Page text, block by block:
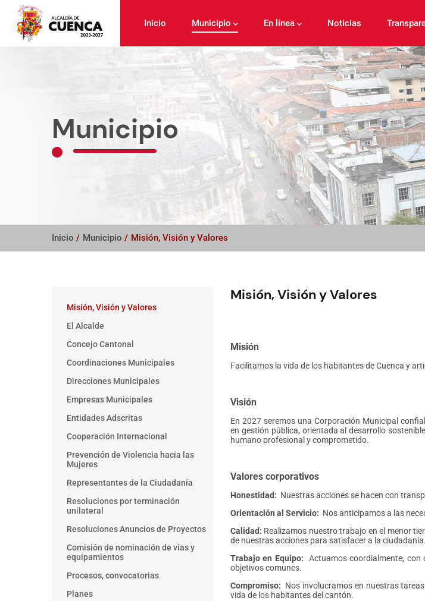
contenido
principal
Inicio Municipio En línea Noticias
Municipio
Inicio / Municipio / Misión, Visión y Valores
Misión, Visión y Valores
Misión
Facilitamos la vida de los habitantes de Cuenca y
Visión
En 2027 seremos una Corporación Municipal
en gestión pública, orientada al desarrollo
humano profesional y comprometido.
Valores corporativos
Honestidad: Nuestras acciones se hacen con
Orientación al Servicio: Nos anticipamos a las
Calidad: Realizamos nuestro trabajo en el menor
de nuestras acciones para satisfacer a la ciudadanía.
Trabajo en Equipo: Actuamos coordialmente,
objetivos comunes.
Compromiso: Nos involucramos en nuestras
vida de los habitantes del cantón.
Main
Misión, Visión y Valores
El Alcalde
Concejo Cantonal
Coordinaciones Municipales
Direcciones Municipales
Empresas Municipales
Entidades Adscritas
Cooperación Internacional
Prevención de Violencia hacia las
Mujeres
Representantes de la Ciudadanía
Resoluciones por terminación
unilateral
Resoluciones Anuncios de Proyectos
Comisión de nominación de vías y
equipamientos
Procesos, convocatorias
Planes